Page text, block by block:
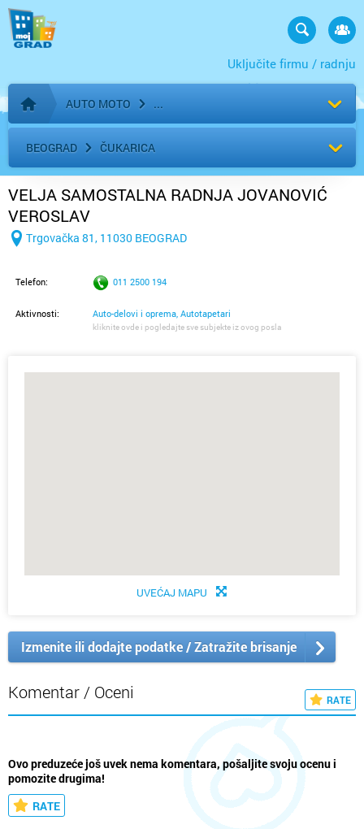
Uključite firmu / radnju
Početna stranica
AUTO MOTO
BEOGRAD ČUKARICA
VELJA SAMOSTALNA RADNJA JOVANOVIĆ
VEROSLAV
Trgovačka 81, 11030 BEOGRAD
Telefon: 011 2500 194
Aktivnosti: Auto-delovi i oprema, Autotapetari
kliknite ovde i pogledajte sve subjekte iz ovog posla
UVEĆAJ MAPU
Izmenite ili dodajte podatke / Zatražite brisanje
Komentar / Oceni RATE
Ovo preduzeće još uvek nema komentara, pošaljite svoju ocenu i
pomozite drugima!
RATE